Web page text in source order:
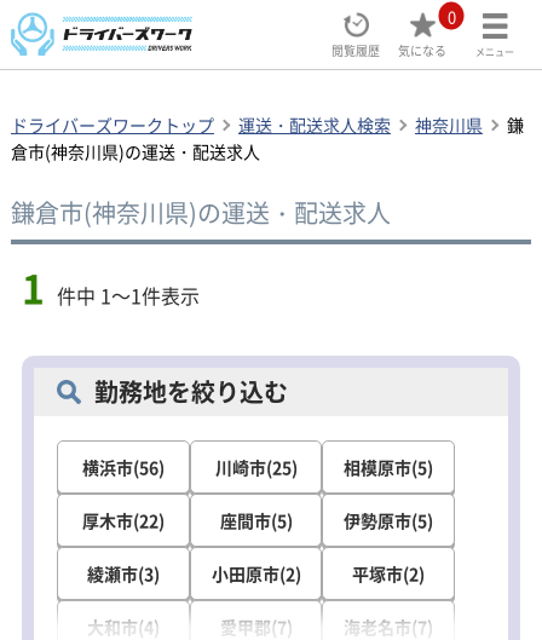
閲覧履歴
0
気になる メニュー
ドライバーズワークトップ 運送・配送求人検索 神奈川県
鎌
倉市(神奈川県)の運送・配送求人
鎌倉市(神奈川県)の運送・配送求人
1 件中 1～1件表示
勤務地を絞り込む
横浜市(56) 川崎市(25) 相模原市(5)
厚木市(22) 座間市(5) 伊勢原市(5)
綾瀬市(3) 小田原市(2) 平塚市(2)
大和市(4) 愛甲郡(7) 海老名市(7)